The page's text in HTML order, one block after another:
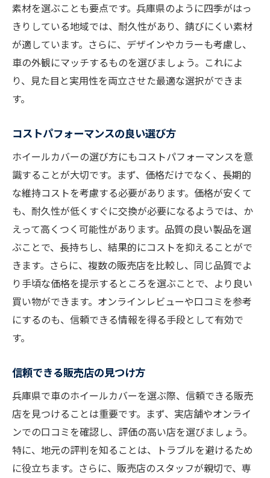
素材を選ぶことも要点です。兵庫県のように四季がはっ
きりしている地域では、耐久性があり、錆びにくい素材
が適しています。さらに、デザインやカラーも考慮し、
車の外観にマッチするものを選びましょう。これによ
り、見た目と実用性を両立させた最適な選択ができま
す。
コストパフォーマンスの良い選び方
ホイールカバーの選び方にもコストパフォーマンスを意
識することが大切です。まず、価格だけでなく、長期的
な維持コストを考慮する必要があります。価格が安くて
も、耐久性が低くすぐに交換が必要になるようでは、か
えって高くつく可能性があります。品質の良い製品を選
ぶことで、長持ちし、結果的にコストを抑えることがで
きます。さらに、複数の販売店を比較し、同じ品質でよ
り手頃な価格を提示するところを選ぶことで、より良い
買い物ができます。オンラインレビューや口コミを参考
にするのも、信頼できる情報を得る手段として有効で
す。
信頼できる販売店の見つけ方
兵庫県で車のホイールカバーを選ぶ際、信頼できる販売
店を見つけることは重要です。まず、実店舗やオンライ
ンでの口コミを確認し、評価の高い店を選びましょう。
特に、地元の評判を知ることは、トラブルを避けるため
に役立ちます。さらに、販売店のスタッフが親切で、専